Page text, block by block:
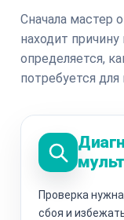
Сначала мастер
находит
определяется,
потребуется для
Проверка
сбоя и